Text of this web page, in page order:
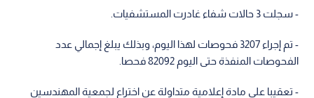
- سجلت 3 حالات شفاء غادرت المستشفيات.
- تم إجراء 3207 فحوصات لهذا اليوم، وبذلك يبلغ إجمالي عدد
الفحوصات المنفذة حتى اليوم 82092 فحصا.
- تعقيبا على مادة إعلامية متداولة عن اختراع لجمعية المهندسين